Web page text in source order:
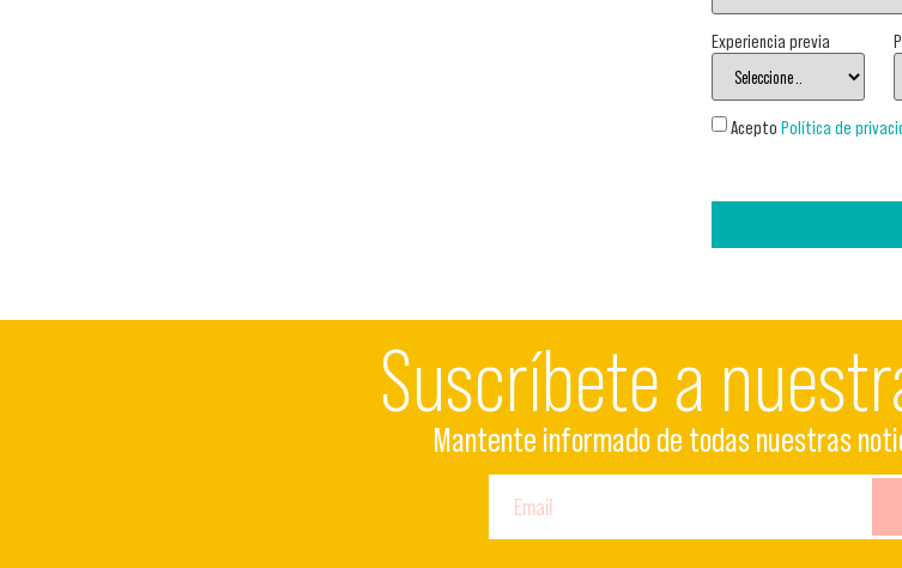
Experiencia previa
Acepto Política de
Suscríbete a
Mantente informado de todas nuestras